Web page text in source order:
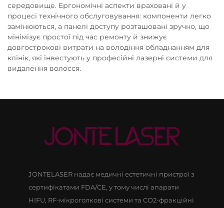
середовище. Ергономічні аспекти враховані й у
процесі технічного обслуговування: компоненти легко
замінюються, а панелі доступу розташовані зручно, що
мінімізує простої під час ремонту й знижує
довгострокові витрати на володіння обладнанням для
клінік, які інвестують у професійні лазерні системи для
видалення волосся.
JONTELASER надає медичні естетичні пристрої з
сертифікатами FDA/CE, у тому числі апарати
HIFU, RF-мікроголкові системи та CO2-фракційні